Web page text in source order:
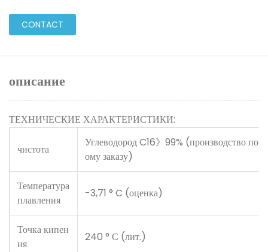
CONTACT
описание
ТЕХНИЧЕСКИЕ ХАРАКТЕРИСТИКИ:
чистота
Углеводород C16》99% (производство по
ому заказу)
Температура
плавления
-3,71 ° C (оценка)
Точка кипен
ия
240 ° С (лит.)